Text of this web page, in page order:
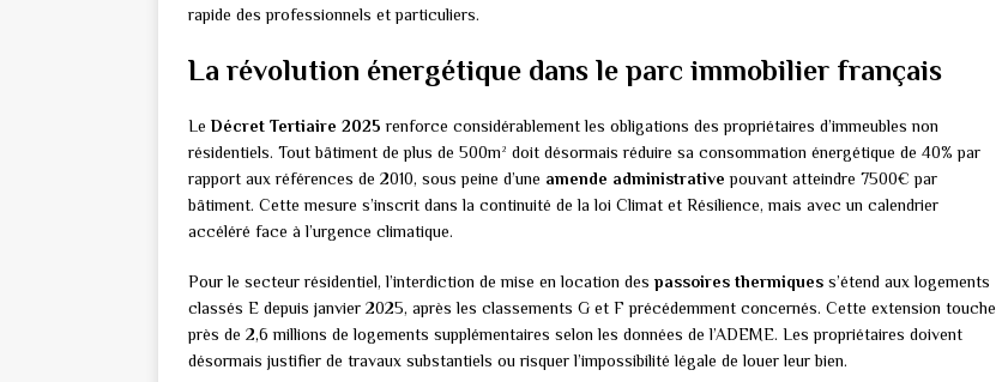
rapide des professionnels et particuliers.
La révolution énergétique dans le parc immobilier français
Le Décret Tertiaire 2025 renforce considérablement les obligations des propriétaires d’immeubles non
résidentiels. Tout bâtiment de plus de 500m² doit désormais réduire sa consommation énergétique de 40% par
rapport aux références de 2010, sous peine d’une amende administrative pouvant atteindre 7500€ par
bâtiment. Cette mesure s’inscrit dans la continuité de la loi Climat et Résilience, mais avec un calendrier
accéléré face à l’urgence climatique.
Pour le secteur résidentiel, l’interdiction de mise en location des passoires thermiques s’étend aux logements
classés E depuis janvier 2025, après les classements G et F précédemment concernés. Cette extension touche
près de 2,6 millions de logements supplémentaires selon les données de l’ADEME. Les propriétaires doivent
désormais justifier de travaux substantiels ou risquer l’impossibilité légale de louer leur bien.